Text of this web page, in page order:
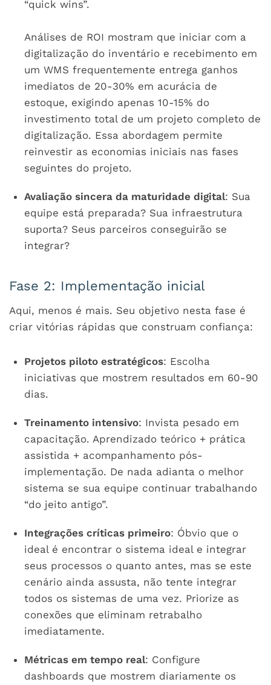
“quick wins”.
Análises de ROI mostram que iniciar com a
digitalização do inventário e recebimento em
um WMS frequentemente entrega ganhos
imediatos de 20-30% em acurácia de
estoque, exigindo apenas 10-15% do
investimento total de um projeto completo de
digitalização. Essa abordagem permite
reinvestir as economias iniciais nas fases
seguintes do projeto.
Avaliação sincera da maturidade digital: Sua
equipe está preparada? Sua infraestrutura
suporta? Seus parceiros conseguirão se
integrar?
Fase 2: Implementação inicial
Aqui, menos é mais. Seu objetivo nesta fase é
criar vitórias rápidas que construam confiança:
Projetos piloto estratégicos: Escolha
iniciativas que mostrem resultados em 60-90
dias.
Treinamento intensivo: Invista pesado em
capacitação. Aprendizado teórico + prática
assistida + acompanhamento pós-
implementação. De nada adianta o melhor
sistema se sua equipe continuar trabalhando
“do jeito antigo”.
Integrações críticas primeiro: Óbvio que o
ideal é encontrar o sistema ideal e integrar
seus processos o quanto antes, mas se este
cenário ainda assusta, não tente integrar
todos os sistemas de uma vez. Priorize as
conexões que eliminam retrabalho
imediatamente.
Métricas em tempo real: Configure
dashboards que mostrem diariamente os